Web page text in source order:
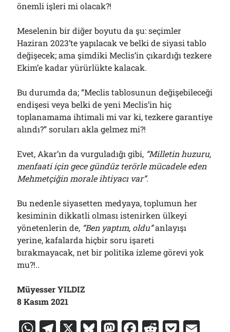
önemli işleri mi olacak?!
Meselenin bir diğer boyutu da şu: seçimler
Haziran 2023’te yapılacak ve belki de siyasi tablo
değişecek; ama şimdiki Meclis’in çıkardığı tezkere
Ekim’e kadar yürürlükte kalacak.
Bu durumda da; “Meclis tablosunun değişebileceği
endişesi veya belki de yeni Meclis’in hiç
toplanamama ihtimali mi var ki, tezkere garantiye
alındı?” soruları akla gelmez mi?!
Evet, Akar’ın da vurguladığı gibi, “Milletin huzuru,
menfaati için gece gündüz terörle mücadele eden
Mehmetçiğin morale ihtiyacı var”.
Bu nedenle siyasetten medyaya, toplumun her
kesiminin dikkatli olması istenirken ülkeyi
yönetenlerin de, “Ben yaptım, oldu”anlayışı
yerine, kafalarda hiçbir soru işareti
bırakmayacak, net bir politika izleme görevi yok
mu?!..
Müyesser YILDIZ
8 Kasım 2021